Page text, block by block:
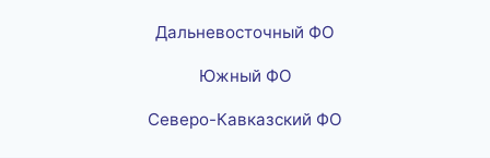
Дальневосточный ФО
Южный ФО
Северо-Кавказский ФО